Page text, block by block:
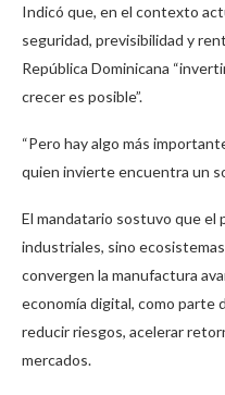
Indicó que, en el contexto
seguridad, previsibilidad y
República Dominicana
crecer es posible”.
“Pero hay algo más
quien invierte encuentra un
El mandatario sostuvo que el
industriales, sino
convergen la manufactura
economía digital, como parte
reducir riesgos, acelerar
mercados.